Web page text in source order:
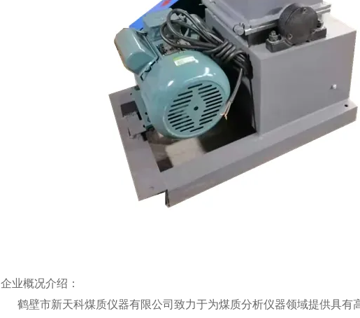
企业概况介绍：
鹤壁市新天科煤质仪器有限公司致力于为煤质分析仪器领域提供具有